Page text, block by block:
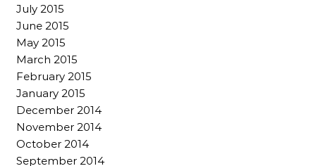
July 2015
June 2015
May 2015
March 2015
February 2015
January 2015
December 2014
November 2014
October 2014
September 2014